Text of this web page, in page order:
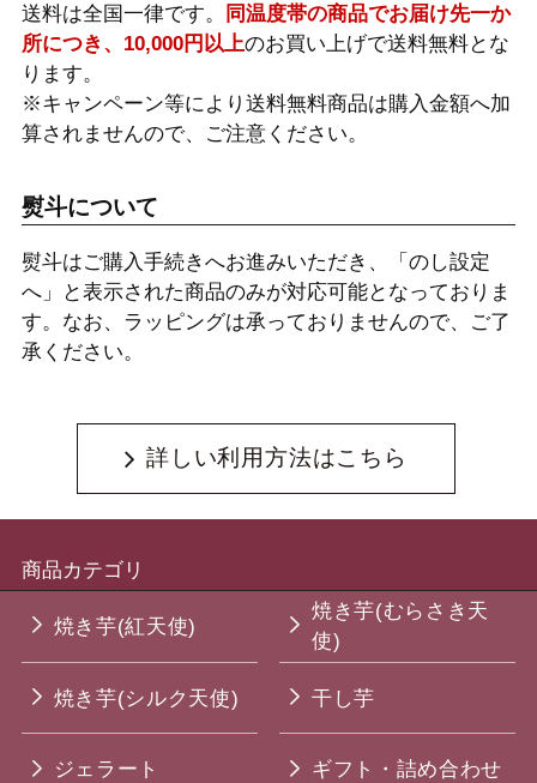
送料は全国一律です。
同温度帯の商品でお届け先一か
所につき、10,000円以上のお買い上げで送料無料とな
ります。
※キャンペーン等により送料無料商品は購入金額へ加
算されませんので、ご注意ください。
熨斗について
熨斗はご購入手続きへお進みいただき、「のし設定
へ」と表示された商品のみが対応可能となっておりま
す。なお、ラッピングは承っておりませんので、ご了
承ください。
詳しい利用方法はこちら
商品カテゴリ
焼き芋(紅天使)
焼き芋(むらさき天
使)
焼き芋(シルク天使) 干し芋
ジェラート ギフト・詰め合わせ